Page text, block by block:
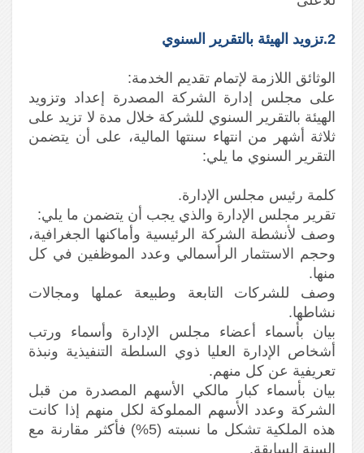
2.تزويد الهيئة بالتقرير السنوي
الوثائق اللازمة لإتمام تقديم الخدمة:
على مجلس إدارة الشركة المصدرة إعداد وتزويد
الهيئة بالتقرير السنوي للشركة خلال مدة لا تزيد على
ثلاثة أشهر من انتهاء سنتها المالية، على أن يتضمن
التقرير السنوي ما يلي:
كلمة رئيس مجلس الإدارة.
تقرير مجلس الإدارة والذي يجب أن يتضمن ما يلي:
وصف لأنشطة الشركة الرئيسية وأماكنها الجغرافية،
وحجم الاستثمار الرأسمالي وعدد الموظفين في كل
منها.
وصف للشركات التابعة وطبيعة عملها ومجالات
نشاطها.
بيان بأسماء أعضاء مجلس الإدارة وأسماء ورتب
أشخاص الإدارة العليا ذوي السلطة التنفيذية ونبذة
تعريفية عن كل منهم.
بيان بأسماء كبار مالكي الأسهم المصدرة من قبل
الشركة وعدد الأسهم المملوكة لكل منهم إذا كانت
هذه الملكية تشكل ما نسبته (5%) فأكثر مقارنة مع
السنة السابقة.